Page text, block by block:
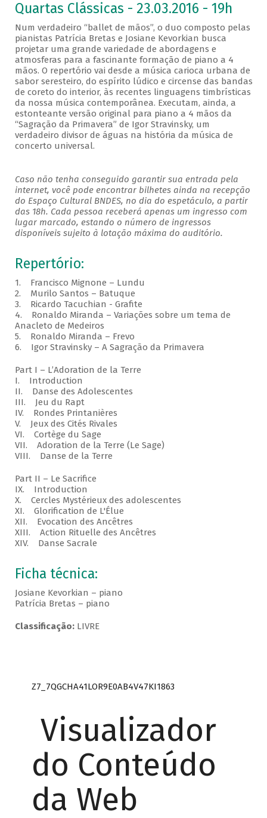
Quartas Clássicas - 23.03.2016 - 19h
Num verdadeiro “ballet de mãos”, o duo composto pelas
pianistas Patrícia Bretas e Josiane Kevorkian busca
projetar uma grande variedade de abordagens e
atmosferas para a fascinante formação de piano a 4
mãos. O repertório vai desde a música carioca urbana de
sabor seresteiro, do espírito lúdico e circense das bandas
de coreto do interior, às recentes linguagens timbrísticas
da nossa música contemporânea. Executam, ainda, a
estonteante versão original para piano a 4 mãos da
“Sagração da Primavera” de Igor Stravinsky, um
verdadeiro divisor de águas na história da música de
concerto universal.
Caso não tenha conseguido garantir sua entrada pela
internet, você pode encontrar bilhetes ainda na recepção
do Espaço Cultural BNDES, no dia do espetáculo, a partir
das 18h. Cada pessoa receberá apenas um ingresso com
lugar marcado, estando o número de ingressos
disponíveis sujeito à lotação máxima do auditório.
Repertório:
1. Francisco Mignone – Lundu
2. Murilo Santos – Batuque
3. Ricardo Tacuchian - Grafite
4. Ronaldo Miranda – Variações sobre um tema de
Anacleto de Medeiros
5. Ronaldo Miranda – Frevo
6. Igor Stravinsky – A Sagração da Primavera
Part I – L’Adoration de la Terre
I. Introduction
II. Danse des Adolescentes
III. Jeu du Rapt
IV. Rondes Printanières
V. Jeux des Cités Rivales
VI. Cortège du Sage
VII. Adoration de la Terre (Le Sage)
VIII. Danse de la Terre
Part II – Le Sacrifice
IX. Introduction
X. Cercles Mystérieux des adolescentes
XI. Glorification de L'Élue
XII. Evocation des Ancêtres
XIII. Action Rituelle des Ancêtres
XIV. Danse Sacrale
Ficha técnica:
Josiane Kevorkian – piano
Patrícia Bretas – piano
Classificação:LIVRE
Z7_7QGCHA41LOR9E0AB4V47KI1863
Visualizador
do Conteúdo
da Web